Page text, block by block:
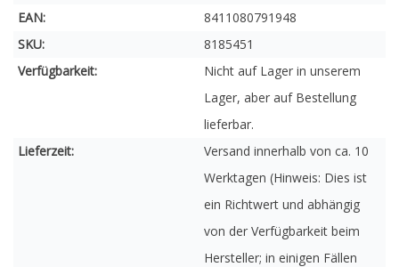
EAN:
8411080791948
SKU:
8185451
Verfügbarkeit:
Nicht auf Lager in unserem
Lager, aber auf Bestellung
lieferbar.
Lieferzeit:
Versand innerhalb von ca. 10
Werktagen (Hinweis: Dies ist
ein Richtwert und abhängig
von der Verfügbarkeit beim
Hersteller; in einigen Fällen